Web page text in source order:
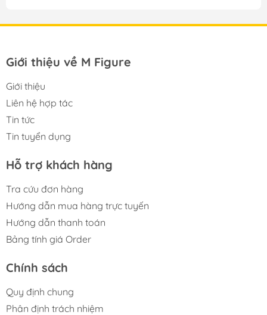
Giới thiệu về M Figure
Giới thiệu
Liên hệ hợp tác
Tin tức
Tin tuyển dụng
Hỗ trợ khách hàng
Tra cứu đơn hàng
Hướng dẫn mua hàng trực tuyến
Hướng dẫn thanh toán
Bảng tính giá Order
Chính sách
Quy định chung
Phân định trách nhiệm